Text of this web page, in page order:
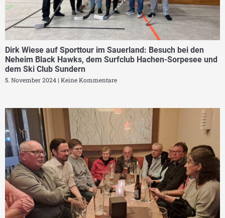
Dirk Wiese auf Sporttour im Sauerland: Besuch bei den
Neheim Black Hawks, dem Surfclub Hachen-Sorpesee und
dem Ski Club Sundern
5. November 2024 Keine Kommentare